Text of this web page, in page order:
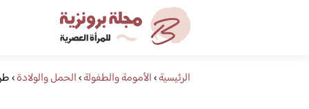
الرئيسية›الأمومة والطفولة›الحمل والولادة›